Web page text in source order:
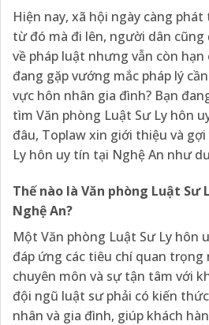
Hiện nay, xã hội ngày càng
từ đó mà đi lên, người dân cũng
về pháp luật nhưng vẫn còn hạn
đang gặp vướng mắc pháp lý
vực hôn nhân gia đình? Bạn
tìm Văn phòng Luật Sư Ly hôn
đâu, Toplaw xin giới thiệu và
Ly hôn uy tín tại Nghệ An như
Thế nào là Văn phòng Luật Sư
Nghệ An?
Một Văn phòng Luật Sư Ly hôn
đáp ứng các tiêu chí quan
chuyên môn và sự tận tâm với
đội ngũ luật sư phải có kiến
nhân và gia đình, giúp khách